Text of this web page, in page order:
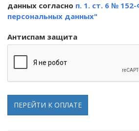
данных согласно п. 1. ст. 6 №
персональных данных"
Антиспам защита
ПЕРЕЙТИ К ОПЛАТЕ